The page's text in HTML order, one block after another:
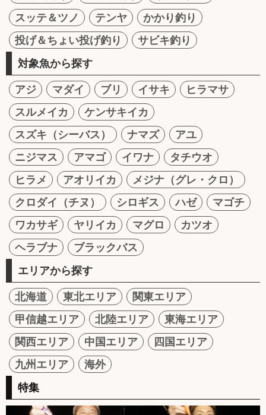
スッテ＆ツノ
テンヤ
かかり釣り
投げ＆ちょい投げ釣り
サビキ釣り
対象魚から探す
アジ マダイ ブリ イサキ
ヒラマサ
スルメイカ
ケンサキイカ
スズキ（シーバス）
ナマズ
アユ
ニジマス
アマゴ イワナ
タチウオ
ヒラメ
アオリイカ
メジナ（グレ・クロ）
クロダイ（チヌ）
シロギス ハゼ
マゴチ
ワカサギ
ヤリイカ マグロ
カツオ
ヘラブナ
ブラックバス
エリアから探す
北海道 東北エリア
関東エリア
甲信越エリア
北陸エリア
東海エリア
関西エリア
中国エリア
四国エリア
九州エリア
海外
特集